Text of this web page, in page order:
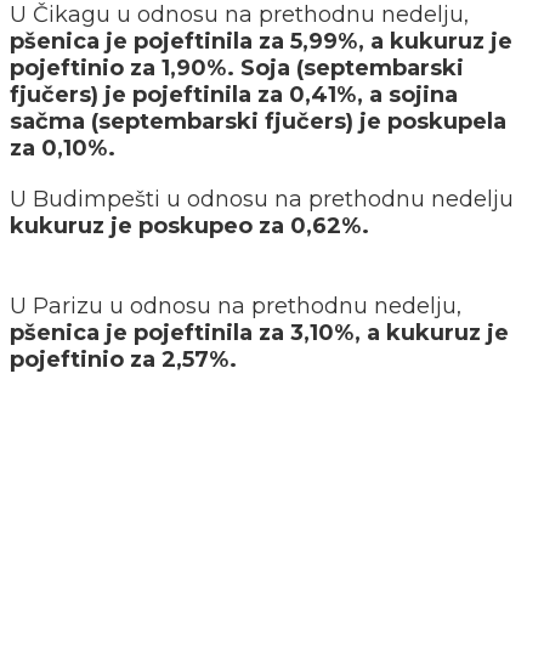
U Čikagu u odnosu na prethodnu nedelju,
pšenica je pojeftinila za 5,99%, a kukuruz je
pojeftinio za 1,90%. Soja (septembarski
fjučers) je pojeftinila za 0,41%, a sojina
sačma (septembarski fjučers) je poskupela
za 0,10%.
U Budimpešti u odnosu na prethodnu nedelju
kukuruz je poskupeo za 0,62%.
U Parizu u odnosu na prethodnu nedelju,
pšenica je pojeftinila za 3,10%, a kukuruz je
pojeftinio za 2,57%.